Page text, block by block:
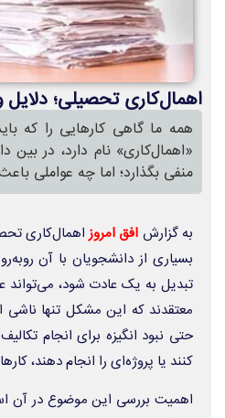
اهمال‌کاری تحصیلی؛ دلایل
همه ما گاهی کارهایی را که
«اهمال‌کاری» نام دارد، در
منفی بگذارد؛ اما چه عواملی
به گزارش افق امروزاهمال‌کاری
بسیاری از دانشجویان با آن
تبدیل به یک عادت شود، می‌تواند
معتقدند که این مشکل تنها ناشی
حتی نبود انگیزه برای انجام
کنند یا پروژه‌ای را انجام دهند،
اهمیت بررسی این موضوع در آن